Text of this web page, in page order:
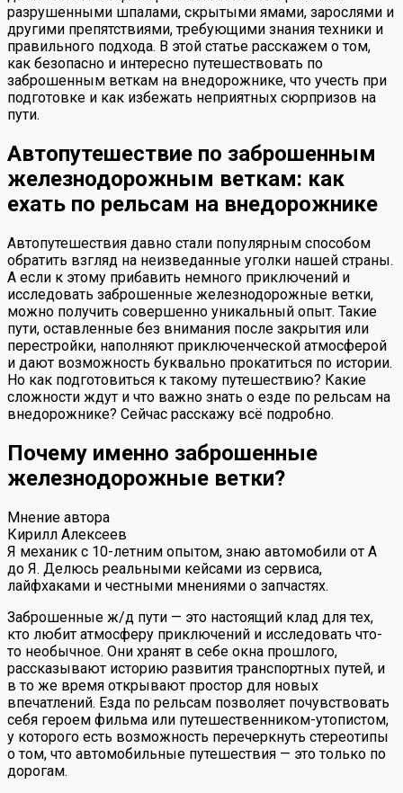
разрушенными шпалами, скрытыми ямами, зарослями и
другими препятствиями, требующими знания техники и
правильного подхода. В этой статье расскажем о том,
как безопасно и интересно путешествовать по
заброшенным веткам на внедорожнике, что учесть при
подготовке и как избежать неприятных сюрпризов на
пути.
Автопутешествие по заброшенным
железнодорожным веткам: как
ехать по рельсам на внедорожнике
Автопутешествия давно стали популярным способом
обратить взгляд на неизведанные уголки нашей страны.
А если к этому прибавить немного приключений и
исследовать заброшенные железнодорожные ветки,
можно получить совершенно уникальный опыт. Такие
пути, оставленные без внимания после закрытия или
перестройки, наполняют приключенческой атмосферой
и дают возможность буквально прокатиться по истории.
Но как подготовиться к такому путешествию? Какие
сложности ждут и что важно знать о езде по рельсам на
внедорожнике? Сейчас расскажу всё подробно.
Почему именно заброшенные
железнодорожные ветки?
Мнение автора
Кирилл Алексеев
Я механик с 10-летним опытом, знаю автомобили от А
до Я. Делюсь реальными кейсами из сервиса,
лайфхаками и честными мнениями о запчастях.
Заброшенные ж/д пути — это настоящий клад для тех,
кто любит атмосферу приключений и исследовать что-
то необычное. Они хранят в себе окна прошлого,
рассказывают историю развития транспортных путей, и
в то же время открывают простор для новых
впечатлений. Езда по рельсам позволяет почувствовать
себя героем фильма или путешественником-утопистом,
у которого есть возможность перечеркнуть стереотипы
о том, что автомобильные путешествия — это только по
дорогам.